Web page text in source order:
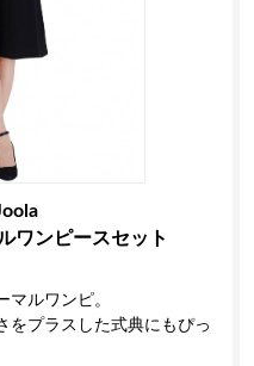
ワンピースセット
ルワンピ。
をプラスした式典にもぴっ